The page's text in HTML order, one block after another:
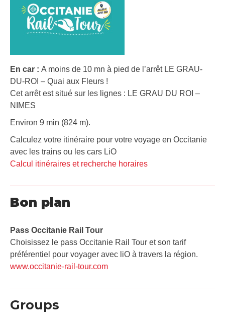
En car : A moins de 10 mn à pied de l’arrêt LE GRAU-
DU-ROI – Quai aux Fleurs !
Cet arrêt est situé sur les lignes : LE GRAU DU ROI –
NIMES
Environ 9 min (824 m).
Calculez votre itinéraire pour votre voyage en Occitanie
avec les trains ou les cars LiO
Calcul itinéraires et recherche horaires
Bon plan
Pass Occitanie Rail Tour​
Choisissez le pass Occitanie Rail Tour et son tarif
préférentiel pour voyager avec liO à travers la région.
www.occitanie-rail-tour.com
Groups